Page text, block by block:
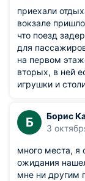
этаже, где
стульях.
довольно
стульев. Я
прибраться, но
цены в
относить не
всех вокзалов.
приехали
вокзале
что поезд
для
на первом
вторых, в ней
игрушки и
Б
Борис
3
много места, я
ожидания
мне ни другим